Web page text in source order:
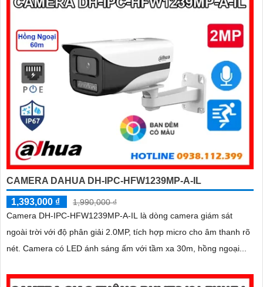
CAMERA DAHUA DH-IPC-HFW1239MP-A-IL
1,393,000 ₫
1,990,000 ₫
Camera DH-IPC-HFW1239MP-A-IL là dòng camera giám sát
ngoài trời với độ phân giải 2.0MP, tích hợp micro cho âm thanh rõ
nét. Camera có LED ánh sáng ấm với tầm xa 30m, hồng ngoại...